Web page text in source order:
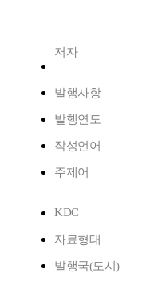
저자
발행사항
발행연도
작성언어
주제어
KDC
자료형태
발행국(도시)